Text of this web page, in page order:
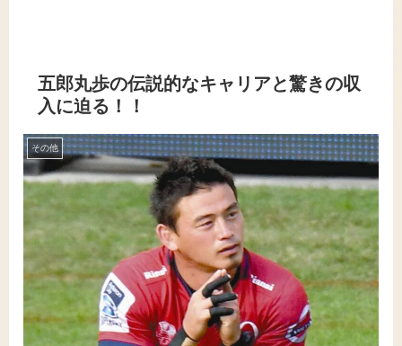
五郎丸歩の伝説的なキャリアと驚きの収
入に迫る！！
その他